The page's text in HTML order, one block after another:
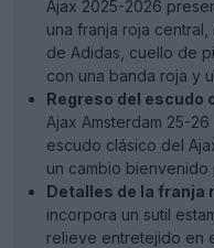
Ajax 2025-2026
una franja roja
de Adidas, cuello de
con una banda roja y
Regreso del escudo
Ajax Amsterdam 25-
escudo clásico del
un cambio bienvenido
Detalles de la franja
incorpora un sutil
relieve entretejido en